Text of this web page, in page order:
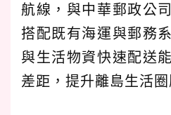
航線，與中華郵政公
搭配既有海運與郵務
與生活物資快速配送
差距，提升離島生活圈